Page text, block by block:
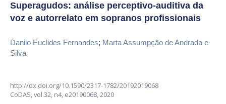
Superagudos: análise perceptivo-auditiva da
voz e autorrelato em sopranos profissionais
Danilo Euclides Fernandes; Marta Assumpção de Andrada e
Silva
http://dx.doi.org/10.1590/2317-1782/20192019068
CoDAS,vol.32, n4, e20190068, 2020